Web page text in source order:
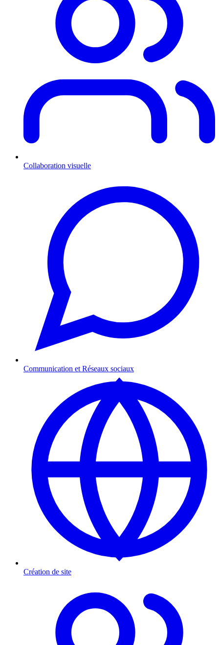
Collaboration visuelle
Communication et Réseaux sociaux
Création de site